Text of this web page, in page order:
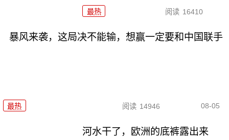
最热 阅读 16410
暴风来袭，这局决不能输，想赢一定要和中国联手
最热 阅读 14946 08-05
河水干了，欧洲的底裤露出来